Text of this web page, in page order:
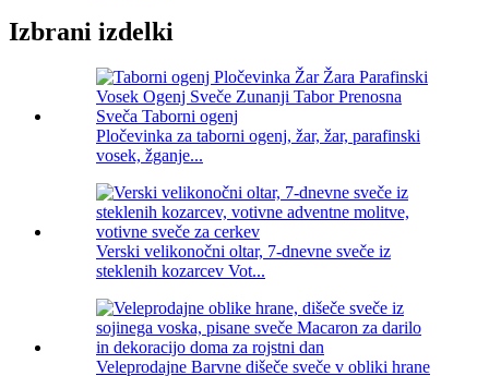
Izbrani izdelki
Pločevinka za taborni ogenj, žar, žar, parafinski
vosek, žganje...
Verski velikonočni oltar, 7-dnevne sveče iz
steklenih kozarcev Vot...
Veleprodajne Barvne dišeče sveče v obliki hrane